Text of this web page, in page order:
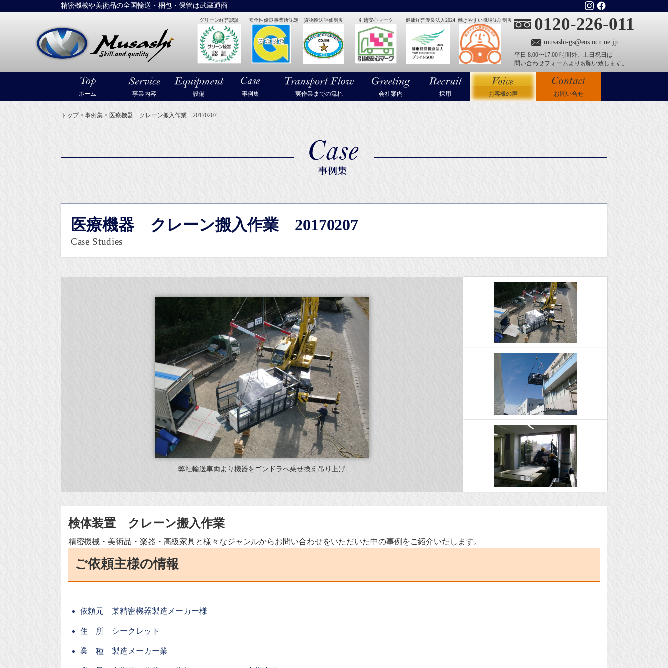
精密機械や美術品の全国輸送・梱包・保管は武蔵通商
大型精密機械・美術品・高級楽器の梱包・輸送なら武蔵通商
グリーン経営認証 安全性優良事業所認定 貨物輸送評価制度 引越安心マーク 健康経営優良法人2024 働きやすい職場認証制度 0120-226-011
musashi-gs@eos.ocn.ne.jp
平日 8:00〜17:00 時間外、土日祝日は
問い合わせフォームよりお願い致します。
ホーム 事業内容 設備 事例集 実作業までの流れ 会社案内 採用 お客様の声 お問い合せ
トップ> 事例集 > 医療機器 クレーン搬入作業 20170207
医療機器 クレーン搬入作業 20170207
Case Studies
弊社輸送車両より機器をゴンドラへ乗せ換え吊り上げ
検体装置 クレーン搬入作業
精密機械・美術品・楽器・高級家具と様々なジャンルからお問い合わせをいただいた中の事例をご紹介いたします。
ご依頼主様の情報
依頼元 某精密機器製造メーカー様
住 所 シークレット
業 種 製造メーカー業